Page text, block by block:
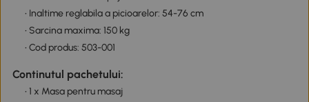
• Inaltime reglabila a picioarelor: 54-76 cm
• Sarcina maxima: 150 kg
• Cod produs: 503-001
Continutul pachetului:
• 1 x Masa pentru masaj